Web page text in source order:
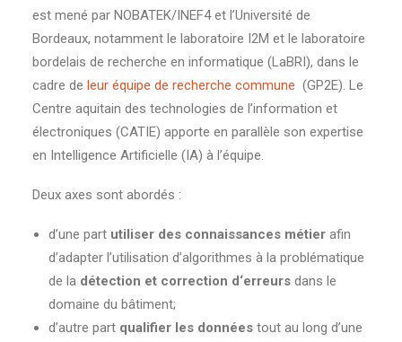
est mené par NOBATEK/INEF4 et l’Université de
Bordeaux, notamment le laboratoire I2M et le laboratoire
bordelais de recherche en informatique (LaBRI), dans le
cadre de leur équipe de recherche commune (GP2E). Le
Centre aquitain des technologies de l’information et
électroniques (CATIE) apporte en parallèle son expertise
en Intelligence Artificielle (IA) à l’équipe.
Deux axes sont abordés :
d’une part utiliser des connaissances métier afin
d’adapter l’utilisation d’algorithmes à la problématique
de la détection et correction d‘erreurs dans le
domaine du bâtiment;
d’autre part qualifier les données tout au long d’une